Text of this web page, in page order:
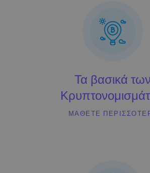
Επενδύστε έξυπνα σε κρυπτονομίσματα
Πορτοφόλι του Kriptomat
Ένα ασφαλές και απλό πορτοφόλι
Βρες τη δική σου crypto στρατηγική
KriptoEarn
Τα βασικά των
ΜΆΘΕΤΕ